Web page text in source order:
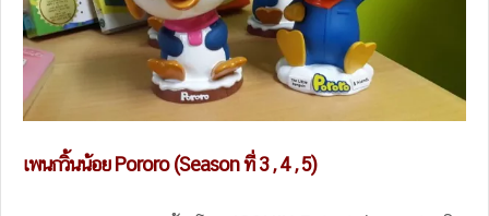
เพนกวิ้นน้อย Pororo (Season ที่ 3 , 4 , 5)